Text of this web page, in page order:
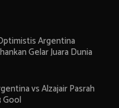
Argentina
Gelar Juara Dunia
vs Alzajair Pasrah
Gool